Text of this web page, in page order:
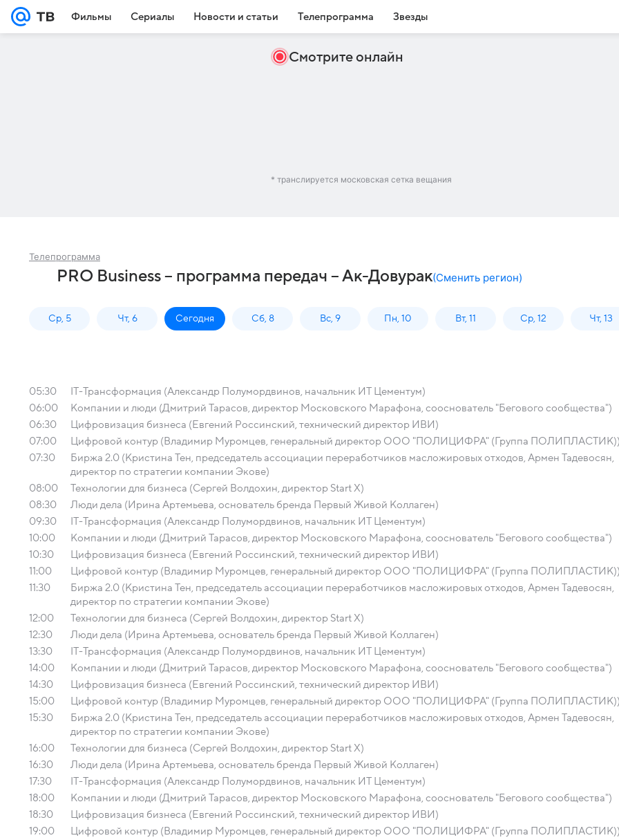
Фильмы Сериалы Новости и статьи Телепрограмма Звезды
Смотрите онлайн
* транслируется московская сетка вещания
Телепрограмма
PRO Business – программа передач – Ак-Довурак(Сменить регион)
Ср, 5 Чт, 6 Сегодня Сб, 8 Вс, 9 Пн, 10 Вт, 11 Ср, 12 Чт, 13
05:30
IT-Трансформация (Александр Полумордвинов, начальник ИТ Цементум)
06:00
Компании и люди (Дмитрий Тарасов, директор Московского Марафона, сооснователь "Бегового сообщества")
06:30
Цифровизация бизнеса (Евгений Россинский, технический директор ИВИ)
07:00
Цифровой контур (Владимир Муромцев, генеральный директор ООО "ПОЛИЦИФРА" (Группа
07:30
Биржа 2.0 (Кристина Тен, председатель ассоциации переработчиков масложировых отходов, Армен Тадевосян,
директор по стратегии компании Экове)
08:00
Технологии для бизнеса (Сергей Волдохин, директор Start X)
08:30
Люди дела (Ирина Артемьева, основатель бренда Первый Живой Коллаген)
09:30
IT-Трансформация (Александр Полумордвинов, начальник ИТ Цементум)
10:00
Компании и люди (Дмитрий Тарасов, директор Московского Марафона, сооснователь "Бегового сообщества")
10:30
Цифровизация бизнеса (Евгений Россинский, технический директор ИВИ)
11:00
Цифровой контур (Владимир Муромцев, генеральный директор ООО "ПОЛИЦИФРА" (Группа
11:30
Биржа 2.0 (Кристина Тен, председатель ассоциации переработчиков масложировых отходов, Армен Тадевосян,
директор по стратегии компании Экове)
12:00
Технологии для бизнеса (Сергей Волдохин, директор Start X)
12:30
Люди дела (Ирина Артемьева, основатель бренда Первый Живой Коллаген)
13:30
IT-Трансформация (Александр Полумордвинов, начальник ИТ Цементум)
14:00
Компании и люди (Дмитрий Тарасов, директор Московского Марафона, сооснователь "Бегового сообщества")
14:30
Цифровизация бизнеса (Евгений Россинский, технический директор ИВИ)
15:00
Цифровой контур (Владимир Муромцев, генеральный директор ООО "ПОЛИЦИФРА" (Группа
15:30
Биржа 2.0 (Кристина Тен, председатель ассоциации переработчиков масложировых отходов, Армен Тадевосян,
директор по стратегии компании Экове)
16:00
Технологии для бизнеса (Сергей Волдохин, директор Start X)
16:30
Люди дела (Ирина Артемьева, основатель бренда Первый Живой Коллаген)
17:30
IT-Трансформация (Александр Полумордвинов, начальник ИТ Цементум)
18:00
Компании и люди (Дмитрий Тарасов, директор Московского Марафона, сооснователь "Бегового сообщества")
18:30
Цифровизация бизнеса (Евгений Россинский, технический директор ИВИ)
19:00
Цифровой контур (Владимир Муромцев, генеральный директор ООО "ПОЛИЦИФРА" (Группа